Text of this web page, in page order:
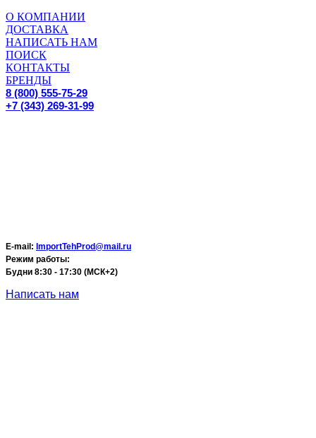
О КОМПАНИИ
ДОСТАВКА
НАПИСАТЬ НАМ
ПОИСК
КОНТАКТЫ
БРЕНДЫ
8 (800) 555-75-29
+7 (343) 269-31-99
E-mail: ImportTehProd@mail.ru
Режим работы:
Будни 8:30 - 17:30 (МСК+2)
Написать нам